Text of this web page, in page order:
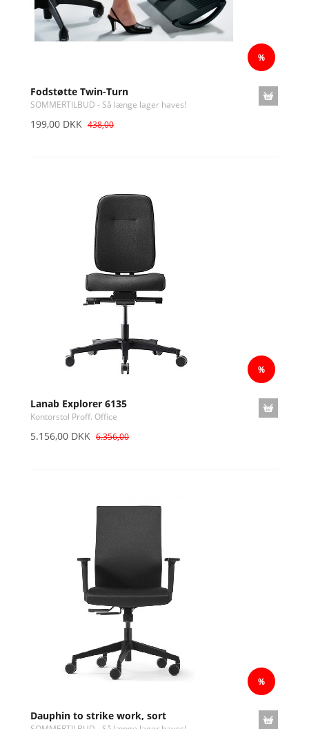
Fodstøtte Twin-Turn
SOMMERTILBUD - Så længe lager haves!
199,00 DKK 438,00
Lanab Explorer 6135
Kontorstol Proff. Office
5.156,00 DKK 6.356,00
Dauphin to strike work, sort